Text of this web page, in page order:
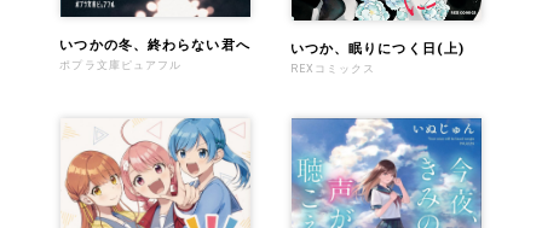
いつかの冬、終わらない君へ
ポプラ文庫ピュアフル
いつか、眠りにつく日(上)
REXコミックス